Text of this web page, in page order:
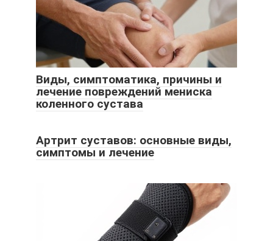
Виды, симптоматика, причины и
лечение повреждений мениска
коленного сустава
Артрит суставов: основные виды,
симптомы и лечение